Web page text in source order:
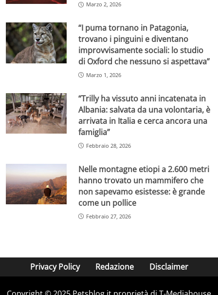
Marzo 2, 2026
“I puma tornano in Patagonia,
trovano i pinguini e diventano
improvvisamente sociali: lo studio
di Oxford che nessuno si aspettava”
Marzo 1, 2026
“Trilly ha vissuto anni incatenata in
Albania: salvata da una volontaria, è
arrivata in Italia e cerca ancora una
famiglia”
Febbraio 28, 2026
Nelle montagne etiopi a 2.600 metri
hanno trovato un mammifero che
non sapevamo esistesse: è grande
come un pollice
Febbraio 27, 2026
Privacy Policy Redazione Disclaimer